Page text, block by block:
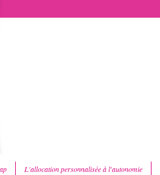
L'allocation personnalisée à l'autonomie